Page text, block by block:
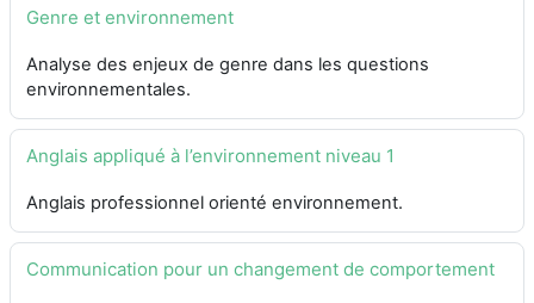
Genre et environnement
Analyse des enjeux de genre dans les questions
environnementales.
Anglais appliqué à l’environnement niveau 1
Anglais professionnel orienté environnement.
Communication pour un changement de comportement